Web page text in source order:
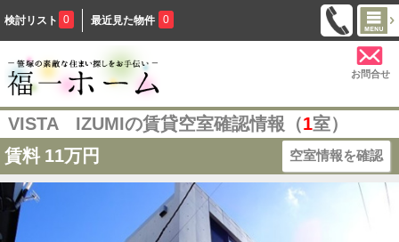
検討リスト 0 最近見た物件 0
お問合せ
VISTA IZUMIの賃貸空室確認情報（1室）
賃料 11万円 空室情報を確認